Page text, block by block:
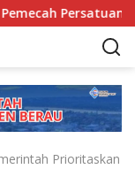
Persatuan
Prioritaskan